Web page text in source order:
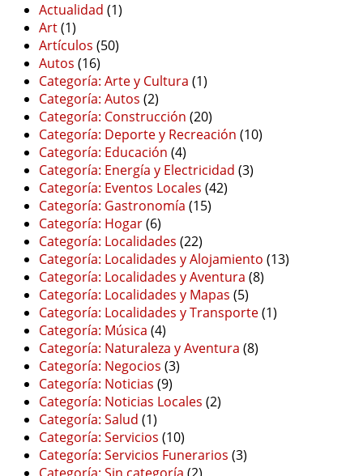
Actualidad (1)
Art(1)
Artículos (50)
Autos (16)
Categoría: Arte y Cultura (1)
Categoría: Autos (2)
Categoría: Construcción (20)
Categoría: Deporte y Recreación (10)
Categoría: Educación (4)
Categoría: Energía y Electricidad (3)
Categoría: Eventos Locales (42)
Categoría: Gastronomía (15)
Categoría: Hogar(6)
Categoría: Localidades (22)
Categoría: Localidades y Alojamiento (13)
Categoría: Localidades y Aventura (8)
Categoría: Localidades y Mapas (5)
Categoría: Localidades y Transporte(1)
Categoría: Música (4)
Categoría: Naturaleza y Aventura (8)
Categoría: Negocios (3)
Categoría: Noticias (9)
Categoría: Noticias Locales (2)
Categoría: Salud (1)
Categoría: Servicios (10)
Categoría: Servicios Funerarios (3)